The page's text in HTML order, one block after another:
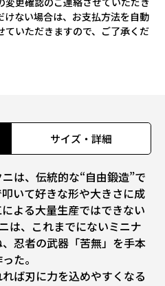
けない場合は、お支払方法を自動
ていただきますので、ご了承くだ
サイズ・詳細
は、伝統的な“自由鍛造”で
いて好きな形や大きさに成
よる大量生産ではできない
は、これまでにないミニナ
忍者の武器「苦無」を手本
た。
ば刃に力を込めやすくなる